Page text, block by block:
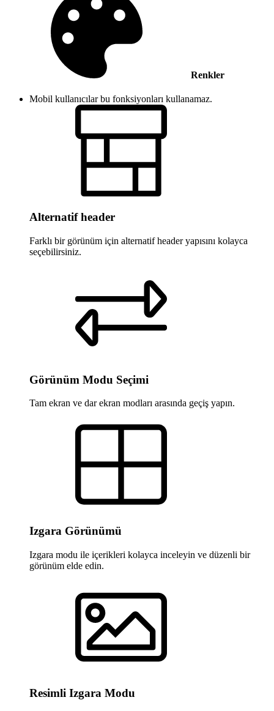
Renkler
Mobil kullanıcılar bu fonksiyonları kullanamaz.
Alternatif header
Farklı bir görünüm için alternatif header yapısını kolayca
seçebilirsiniz.
Görünüm Modu Seçimi
Tam ekran ve dar ekran modları arasında geçiş yapın.
Izgara Görünümü
Izgara modu ile içerikleri kolayca inceleyin ve düzenli bir
görünüm elde edin.
Resimli Izgara Modu